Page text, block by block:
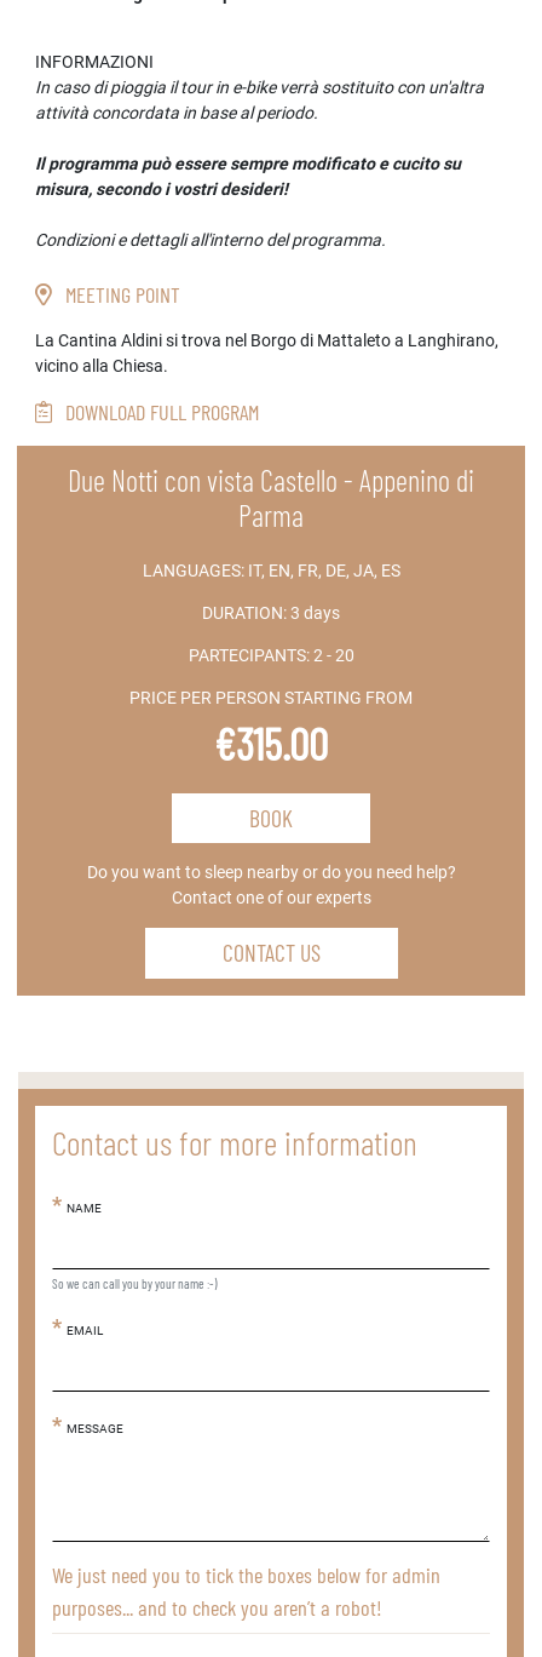
INFORMAZIONI
In caso di pioggia il tour in e-bike verrà sostituito con un'altra
attività concordata in base al periodo.
Il programma può essere sempre modificato e cucito su
misura, secondo i vostri desideri!
Condizioni e dettagli all'interno del programma.
MEETING POINT
La Cantina Aldini si trova nel Borgo di Mattaleto a Langhirano,
vicino alla Chiesa.
DOWNLOAD FULL PROGRAM
Due Notti con vista Castello - Appenino di
Parma
LANGUAGES: IT, EN, FR, DE, JA, ES
DURATION:3 days
PARTECIPANTS:2 - 20
PRICE PER PERSON STARTING FROM
€315.00
BOOK
Do you want to sleep nearby or do you need help?
Contact one of our experts
CONTACT US
Contact us for more information
NAME
So we can call you by your name :-)
EMAIL
MESSAGE
We just need you to tick the boxes below for admin
purposes... and to check you aren’t a robot!